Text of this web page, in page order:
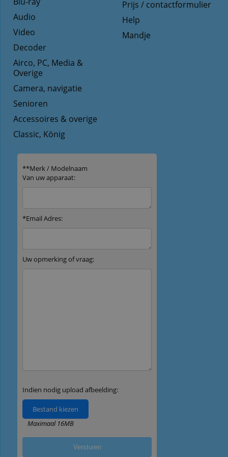
Prijs / contactformulier
Help
Mandje
Audio
Video
Decoder
Airco, PC, Media &
Overige
Camera, navigatie
Senioren
Accessoires & overige
Classic, König